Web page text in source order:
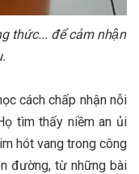
thức... để cảm nhận
cách chấp nhận nỗi
tìm thấy niềm an ủi
hót vang trong công
đường, từ những bài